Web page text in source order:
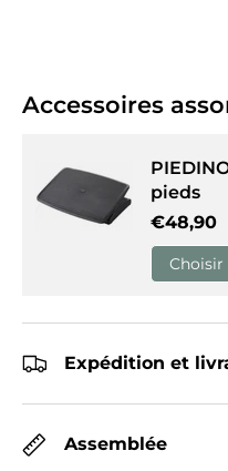
Accessoires
pieds
Prix
€48,90
Choisir
Expédition et
Assemblée